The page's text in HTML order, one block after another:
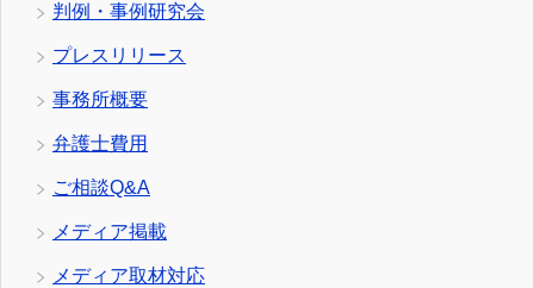
判例・事例研究会
プレスリリース
事務所概要
弁護士費用
ご相談Q&A
メディア掲載
メディア取材対応